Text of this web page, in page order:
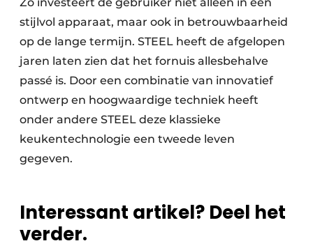
stijlvol apparaat, maar ook in betrouwbaarheid
op de lange termijn. STEEL heeft de afgelopen
jaren laten zien dat het fornuis allesbehalve
passé is. Door een combinatie van innovatief
ontwerp en hoogwaardige techniek heeft
onder andere STEEL deze klassieke
keukentechnologie een tweede leven
gegeven.
Interessant artikel? Deel het
verder.